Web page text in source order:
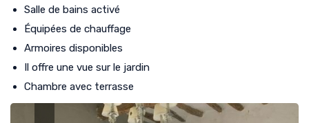
Salle de bains activé
Équipées de chauffage
Armoires disponibles
Il offre une vue sur le jardin
Chambre avec terrasse